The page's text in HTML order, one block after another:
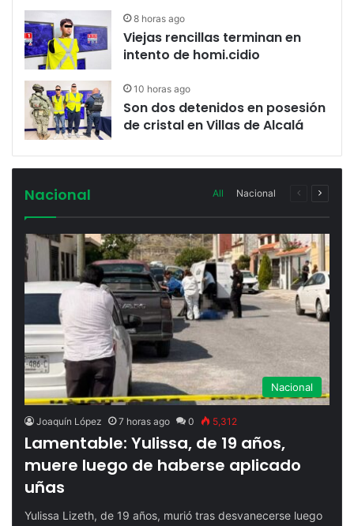
8 horas ago
Viejas rencillas terminan en
intento de homi.cidio
10 horas ago
Son dos detenidos en posesión
de cristal en Villas de Alcalá
Nacional All Nacional
Previous
Next
Nacional
Joaquín López 7 horas ago 0 5,312
Lamentable: Yulissa, de 19 años,
muere luego de haberse aplicado
uñas
Yulissa Lizeth, de 19 años, murió tras desvanecerse luego